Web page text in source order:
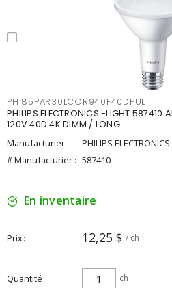
PHI85PAR30LCOR940F40DPUL
PHILIPS ELECTRONICS -LIGHT 587410
120V 40D 4K DIMM / LONG
Manufacturier :
PHILIPS
# Manufacturier : 587410
En inventaire
Prix 12,25 $ / ch
Quantité ch